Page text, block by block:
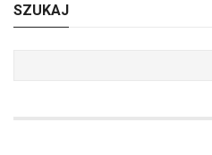
SZUKAJ